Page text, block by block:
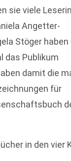
sie viele
Angetter-
Stöger
das Publikum
damit die
für
in den vier